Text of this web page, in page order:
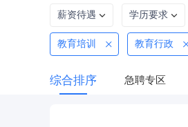
薪资待遇 学历要求
教育培训 教育行政
综合排序 急聘专区